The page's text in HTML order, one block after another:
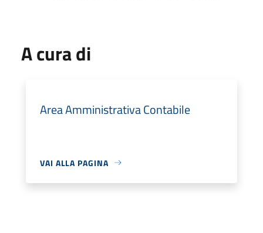
A cura di
Area Amministrativa Contabile
VAI ALLA PAGINA